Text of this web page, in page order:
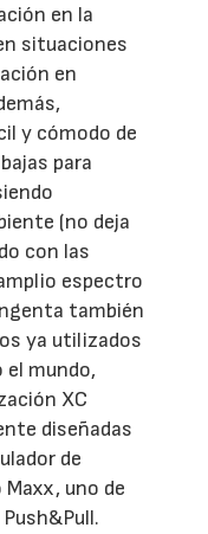
en la
situaciones
en
y cómodo de
para
(no deja
con las
espectro
también
ya utilizados
el mundo,
XC
diseñadas
de
uno de